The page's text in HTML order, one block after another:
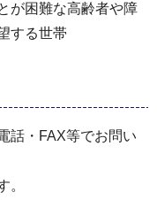
が困難な高齢者や障
する世帯
話・FAX等でお問い
。